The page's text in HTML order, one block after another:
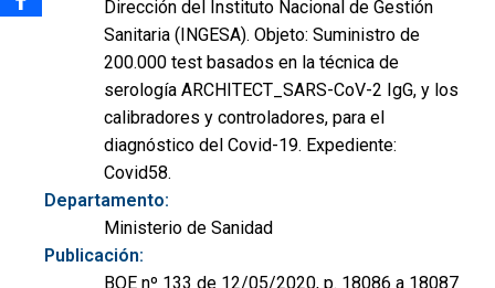
Dirección del Instituto Nacional de Gestión
Sanitaria (INGESA). Objeto: Suministro de
200.000 test basados en la técnica de
serología ARCHITECT_SARS-CoV-2 IgG, y los
calibradores y controladores, para el
diagnóstico del Covid-19. Expediente:
Covid58.
Departamento:
Ministerio de Sanidad
Publicación:
BOE nº 133 de 12/05/2020, p. 18086 a 18087